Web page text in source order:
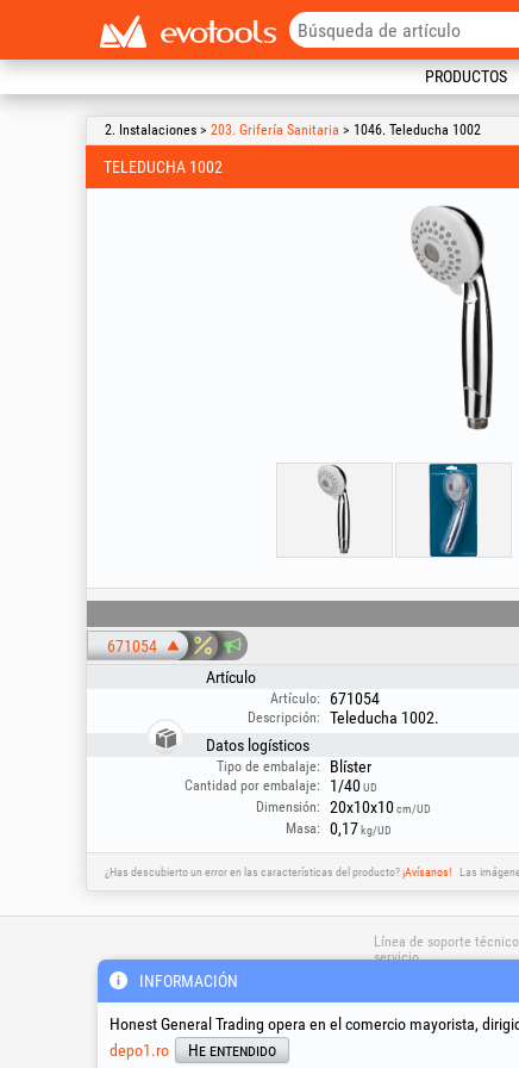
PRODUCTOS
2. Instalaciones > 203. Grifería Sanitaria > 1046. Teleducha 1002
TELEDUCHA 1002
671054
Artículo
Artículo: 671054
Descripción:
Teleducha 1002.
Datos logísticos
Tipo de embalaje: Blíster
Cantidad por embalaje: 1/40UD
Dimensión: 20x10x10cm/UD
Masa: 0,17 kg/UD
¿Has descubierto un error en las características del producto?¡Avísanos! Las
Línea de soporte
servicio
suport@honest.ro
INFORMACIÓN
Honest General Trading opera en el comercio mayorista,
depo1.ro
He entendido